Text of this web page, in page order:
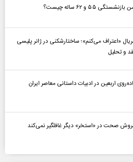
۵۵ و ۶۲ ساله چیست؟
«اعتراف می‌کنم»؛ ساختارشکنی در ژانر پلیسی
و تحلیل
اربعین در ادبیات داستانی معاصر ایران
صحت در «استخر» دیگر غافلگیر نمی‌کند